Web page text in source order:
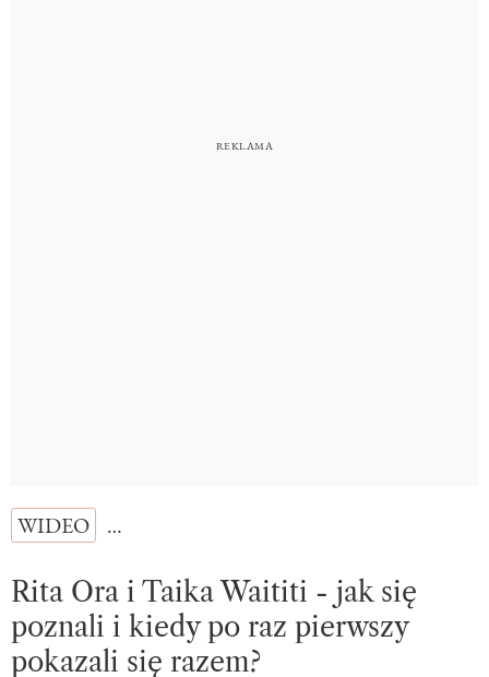
WIDEO …
Rita Ora i Taika Waititi - jak się
poznali i kiedy po raz pierwszy
pokazali się razem?